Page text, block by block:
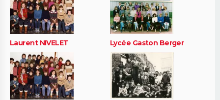
Laurent NIVELET Lycée Gaston Berger